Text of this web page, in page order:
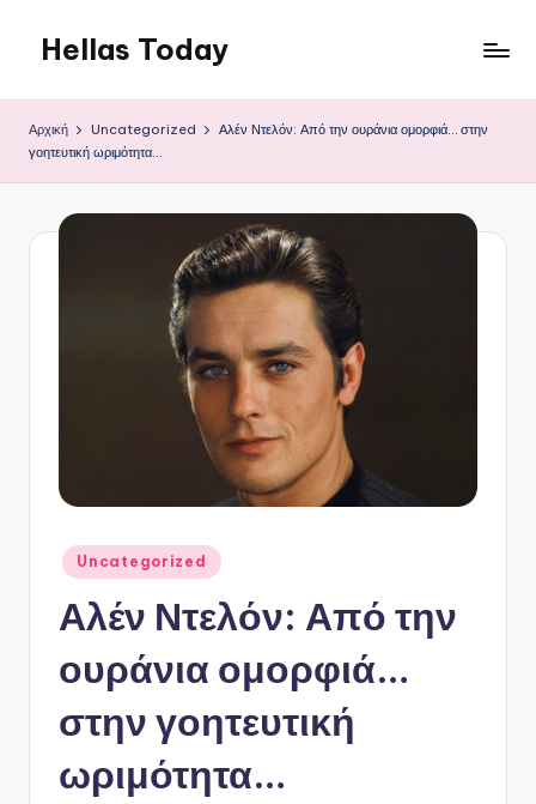
Μετάβαση
περιεχόμενο
Hellas Today
Αρχική Uncategorized
Αλέν Ντελόν: Από την ουράνια ομορφιά… στην
γοητευτική ωριμότητα…
Αναρτήθηκε
σε
Uncategorized
Αλέν Ντελόν: Από την
ουράνια ομορφιά…
στην γοητευτική
ωριμότητα…